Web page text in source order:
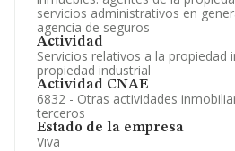
servicios administrativos en
agencia de seguros
Actividad
Servicios relativos a la propiedad
propiedad industrial
Actividad CNAE
6832 - Otras actividades
terceros
Estado de la empresa
Viva